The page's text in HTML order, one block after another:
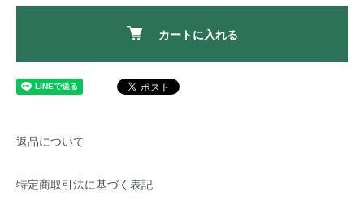
カートに入れる
返品について
特定商取引法に基づく表記